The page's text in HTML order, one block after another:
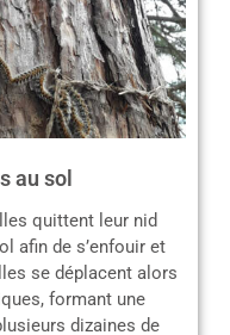
au sol
quittent leur nid
afin de s’enfouir et
se déplacent alors
formant une
dizaines de